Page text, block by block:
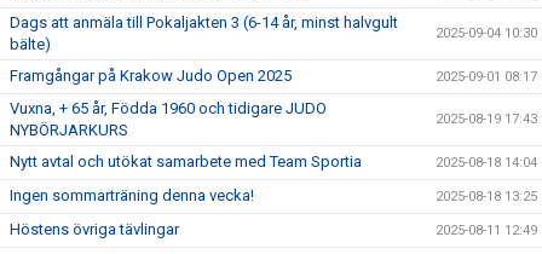
Dags att anmäla till Pokaljakten 3 (6-14 år, minst halvgult
bälte)
2025-09-04 10:30
Framgångar på Krakow Judo Open 2025 2025-09-01 08:17
Vuxna, + 65 år, Födda 1960 och tidigare JUDO
NYBÖRJARKURS
2025-08-19 17:43
Nytt avtal och utökat samarbete med Team Sportia 2025-08-18 14:04
Ingen sommarträning denna vecka! 2025-08-18 13:25
Höstens övriga tävlingar 2025-08-11 12:49